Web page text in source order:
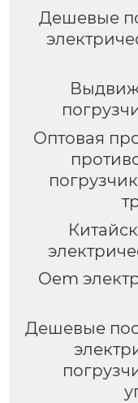
Дешевые
Оптовая
Oem
Дешевые